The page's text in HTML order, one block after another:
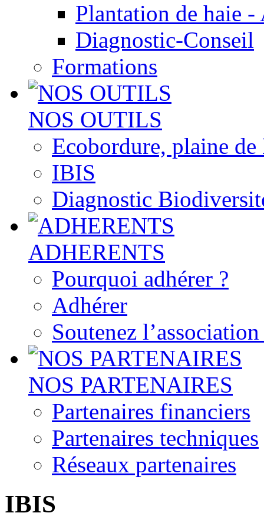
Plantation de haie
Diagnostic-Conseil
Formations
NOS OUTILS
Ecobordure, plaine de
IBIS
Diagnostic
ADHERENTS
Pourquoi adhérer ?
Adhérer
Soutenez
NOS PARTENAIRES
Partenaires financiers
Partenaires techniques
Réseaux partenaires
IBIS